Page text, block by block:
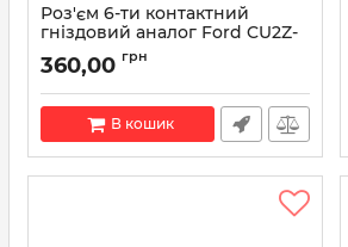
Роз'єм 6-ти контактний
гніздовий аналог Ford CU2Z-
14S411-AEA Motorcraft WPT-
1280
Артикул: WPT-1280
360,00 грн
В кошик